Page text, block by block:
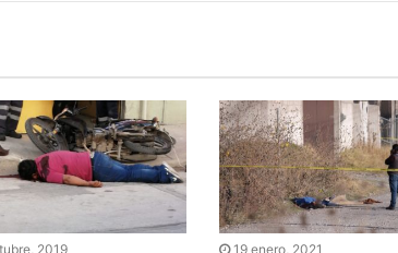
2019 19 enero, 2021